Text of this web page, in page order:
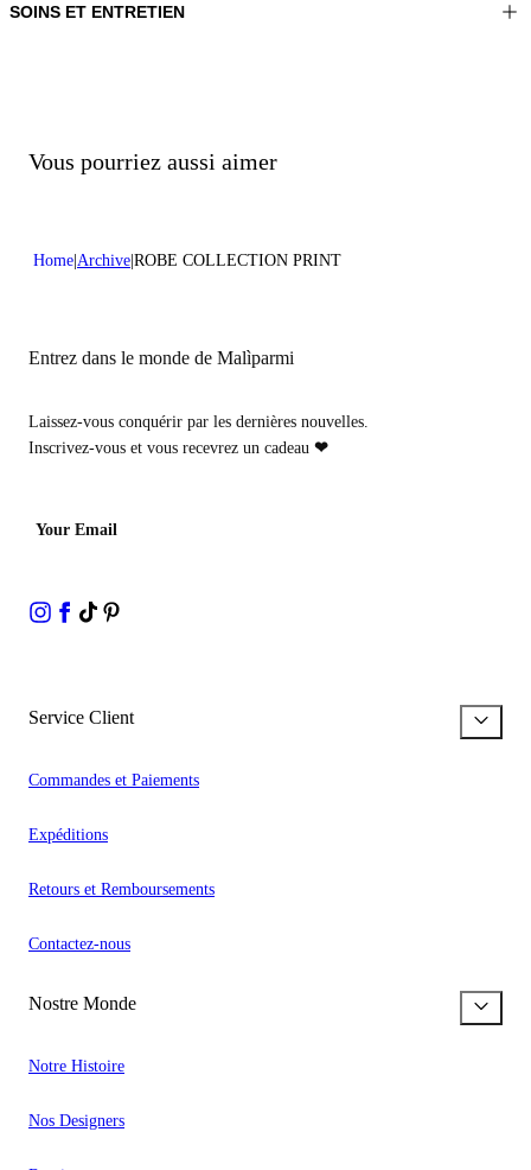
Matériel: 100% Soie
SOINS ET ENTRETIEN
Vous pourriez aussi aimer
Home Archive ROBE COLLECTION PRINT
Entrez dans le monde de Malìparmi
Laissez-vous conquérir par les dernières nouvelles.
Inscrivez-vous et vous recevrez un cadeau ❤
Your Email
Service Client
Commandes et Paiements
Expéditions
Retours et Remboursements
Contactez-nous
Nostre Monde
Notre Histoire
Nos Designers